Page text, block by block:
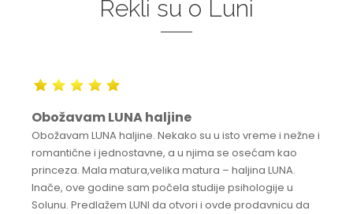
Rekli su o Luni
Obožavam LUNA haljine
Obožavam LUNA haljine. Nekako su u isto vreme i nežne i
romantične i jednostavne, a u njima se osećam kao
princeza. Mala matura,velika matura – haljina LUNA.
Inače, ove godine sam počela studije psihologije u
Solunu. Predlažem LUNI da otvori i ovde prodavnicu da